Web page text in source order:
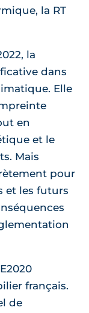
la RT
la
dans
Elle
en
et le
Mais
pour
et les futurs
français.
de